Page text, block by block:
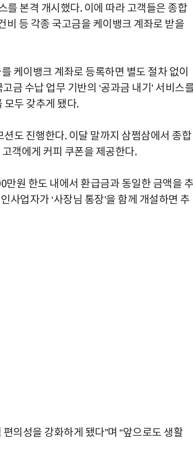
를 본격 개시했다. 이에 따라 고객들은 종합
비 등 각종 국고금을 케이뱅크 계좌로 받을
케이뱅크 계좌로 등록하면 별도 절차 없이
금 수납 업무 기반의 ‘공과금 내기’ 서비스
모두 갖추게 됐다.
션도 진행한다. 이달 말까지 삼쩜삼에서 종합
객에게 커피 쿠폰을 제공한다.
원 한도 내에서 환급금과 동일한 금액을 추
업자가 ‘사장님 통장’을 함께 개설하면 추
의성을 강화하게 됐다”며 “앞으로도 생활